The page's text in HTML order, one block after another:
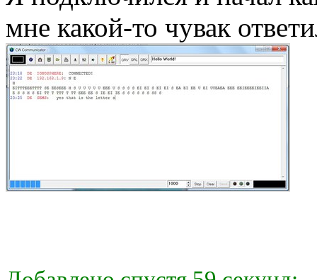
мне какой-то чувак